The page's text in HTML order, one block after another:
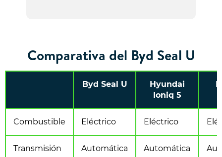
Comparativa del Byd Seal U
Byd Seal U
Hyundai
Ioniq 5
Combustible Eléctrico Eléctrico
Transmisión Automática Automática